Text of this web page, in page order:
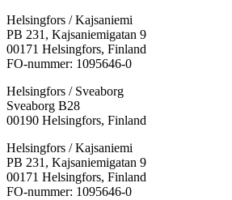
Helsingfors / Kajsaniemi
PB 231, Kajsaniemigatan 9
00171 Helsingfors, Finland
FO-nummer: 1095646-0
Helsingfors / Sveaborg
Sveaborg B28
00190 Helsingfors, Finland
Facebook:
Öppnas
i
en
Instagram:
Öppnas
i
en
TikTok:
Öppnas
i
en
Youtube:
Öppnas
i
en
Vimeo:
Öppnas
i
en
Helsingfors / Kajsaniemi
PB 231, Kajsaniemigatan 9
00171 Helsingfors, Finland
FO-nummer: 1095646-0